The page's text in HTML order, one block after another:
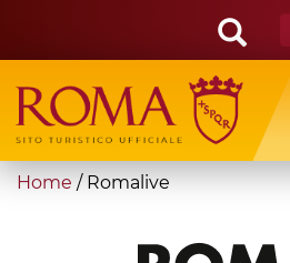
main
content
Search
form
Suche
You
Home / Romalive